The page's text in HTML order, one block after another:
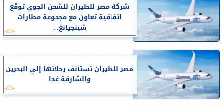
شركة مصر للطيران للشحن الجوي توقّع
اتفاقية تعاون مع مجموعة مطارات
شينجيانغ...
مصر للطيران تستأنف رحلاتها إلي البحرين
والشارقة غدا